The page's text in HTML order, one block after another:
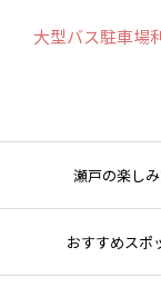
大型バス駐車場
瀬戸の楽し
おすすめスポ